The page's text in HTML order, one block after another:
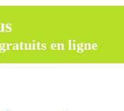
en ligne